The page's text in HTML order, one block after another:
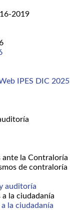
2019
IPES DIC 2025
ante la Contraloría
de contraloría
auditoría
la ciudadanía
la ciudadanía